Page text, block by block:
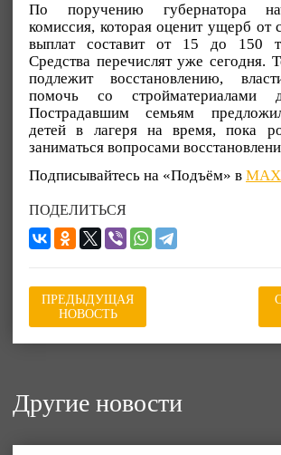
По поручению губернатора
комиссия, которая оценит ущерб от
выплат составит от 15 до 150
Средства перечислят уже сегодня.
подлежит восстановлению,
помочь со стройматериалами
Пострадавшим семьям
детей в лагеря на время, пока
заниматься вопросами
Подписывайтесь на «Подъём» в MAX
ПОДЕЛИТЬСЯ
ПРЕДЫДУЩАЯ
НОВОСТЬ
Другие новости